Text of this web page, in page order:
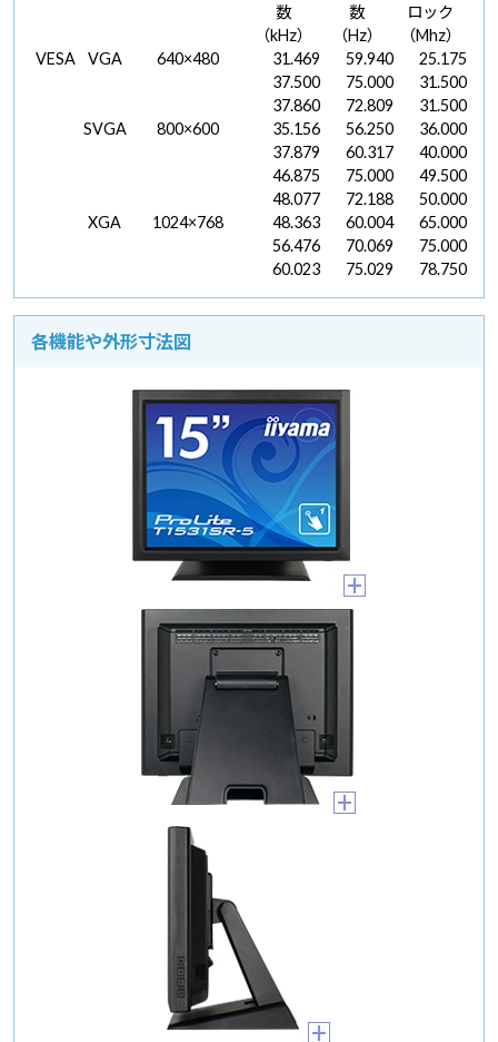
数
（kHz）
数
（Hz）
ロック
（Mhz）
VESA
VGA 640×480 31.469 59.940
25.175
37.500
75.000
31.500
37.860
72.809
31.500
SVGA
800×600 35.156 56.250
36.000
37.879
60.317
40.000
46.875
75.000
49.500
48.077
72.188
50.000
XGA
1024×768 48.363 60.004
65.000
56.476
70.069
75.000
60.023
75.029 78.750
各機能や外形寸法図